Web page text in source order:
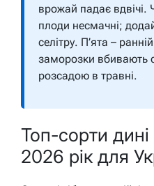
врожай падає вдвічі.
плоди несмачні;
селітру. П’ята –
заморозки вбивають
розсадою в травні.
Топ-сорти дині
2026 рік для